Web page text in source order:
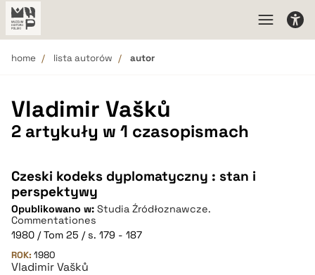
home lista autorów autor
Vladimir Vašků
2 artykuły w 1 czasopismach
Czeski kodeks dyplomatyczny : stan i
perspektywy
Opublikowano w: Studia Źródłoznawcze.
Commentationes
1980 / Tom 25 / s. 179 - 187
ROK: 1980
Vladimir Vašků